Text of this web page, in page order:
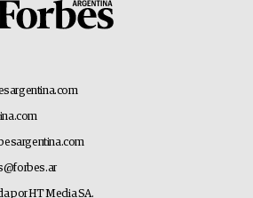
por HT Media SA.